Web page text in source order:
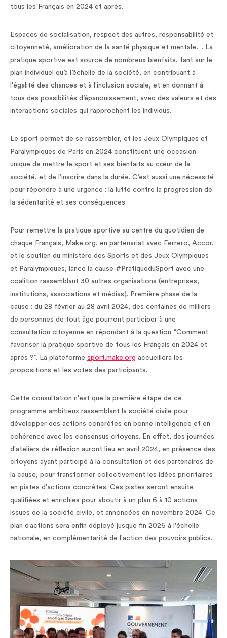
tous les Français en 2024 et après.
Espaces de socialisation, respect des autres, responsabilité et
citoyenneté, amélioration de la santé physique et mentale… La
pratique sportive est source de nombreux bienfaits, tant sur le
plan individuel qu’à l’échelle de la société, en contribuant à
l'égalité des chances et à l'inclusion sociale, et en donnant à
tous des possibilités d’épanouissement, avec des valeurs et des
interactions sociales qui rapprochent les individus.
Le sport permet de se rassembler, et les Jeux Olympiques et
Paralympiques de Paris en 2024 constituent une occasion
unique de mettre le sport et ses bienfaits au cœur de la
société, et de l’inscrire dans la durée. C’est aussi une nécessité
pour répondre à une urgence : la lutte contre la progression de
la sédentarité et ses conséquences.
Pour remettre la pratique sportive au centre du quotidien de
chaque Français, Make.org, en partenariat avec Ferrero, Accor,
et le soutien du ministère des Sports et des Jeux Olympiques
et Paralympiques, lance la cause #PratiqueduSport avec une
coalition rassemblant 30 autres organisations (entreprises,
institutions, associations et médias). Première phase de la
cause : du 28 février au 28 avril 2024, des centaines de milliers
de personnes de tout âge pourront participer à une
consultation citoyenne en répondant à la question “Comment
favoriser la pratique sportive de tous les Français en 2024 et
après ?”. La plateforme sport.make.org accueillera les
propositions et les votes des participants.
Cette consultation n'est que la première étape de ce
programme ambitieux rassemblant la société civile pour
développer des actions concrètes en bonne intelligence et en
cohérence avec les consensus citoyens. En effet, des journées
d'ateliers de réflexion auront lieu en avril 2024, en présence des
citoyens ayant participé à la consultation et des partenaires de
la cause, pour transformer collectivement les idées prioritaires
en pistes d'actions concrètes. Ces pistes seront ensuite
qualifiées et enrichies pour aboutir à un plan 6 à 10 actions
issues de la société civile, et annoncées en novembre 2024. Ce
plan d’actions sera enfin déployé jusque fin 2026 à l'échelle
nationale, en complémentarité de l'action des pouvoirs publics.